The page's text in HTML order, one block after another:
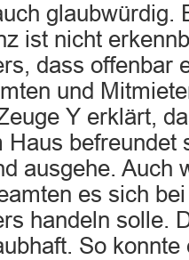
glaubwürdig.
ist nicht
dass offenbar
und
Y erklärt,
Haus befreundet
ausgehe. Auch
es sich
handeln solle.
So